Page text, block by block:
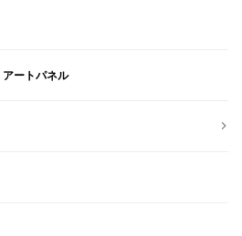
ートパネル